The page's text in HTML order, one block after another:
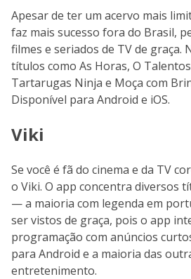
Apesar de ter um acervo mais
faz mais sucesso fora do Brasil,
filmes e seriados de TV de graça.
títulos como As Horas, O
Tartarugas Ninja e Moça com
Disponível para Android e iOS.
Viki
Se você é fã do cinema e da TV
o Viki. O app concentra diversos
— a maioria com legenda em
ser vistos de graça, pois o app
programação com anúncios
para Android e a maioria das
entretenimento.